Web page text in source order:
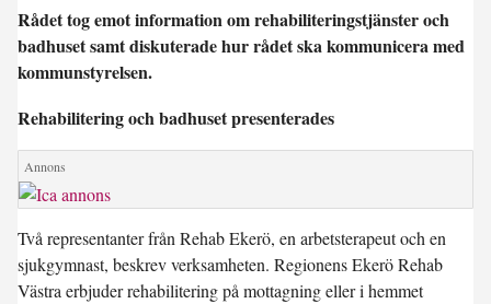
Rådet tog emot information om rehabiliteringstjänster och
badhuset samt diskuterade hur rådet ska kommunicera med
kommunstyrelsen.
Rehabilitering och badhuset presenterades
Två representanter från Rehab Ekerö, en arbetsterapeut och en
sjukgymnast, beskrev verksamheten. Regionens Ekerö Rehab
Västra erbjuder rehabilitering på mottagning eller i hemmet